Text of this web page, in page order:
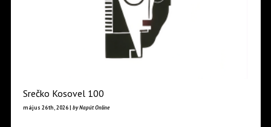
Srečko Kosovel 100
május 26th, 2026 | by Napút Online